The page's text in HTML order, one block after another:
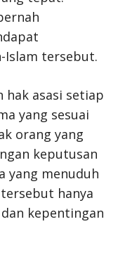
Islam tersebut.
hak asasi setiap
yang sesuai
orang yang
keputusan
yang menuduh
hanya
kepentingan